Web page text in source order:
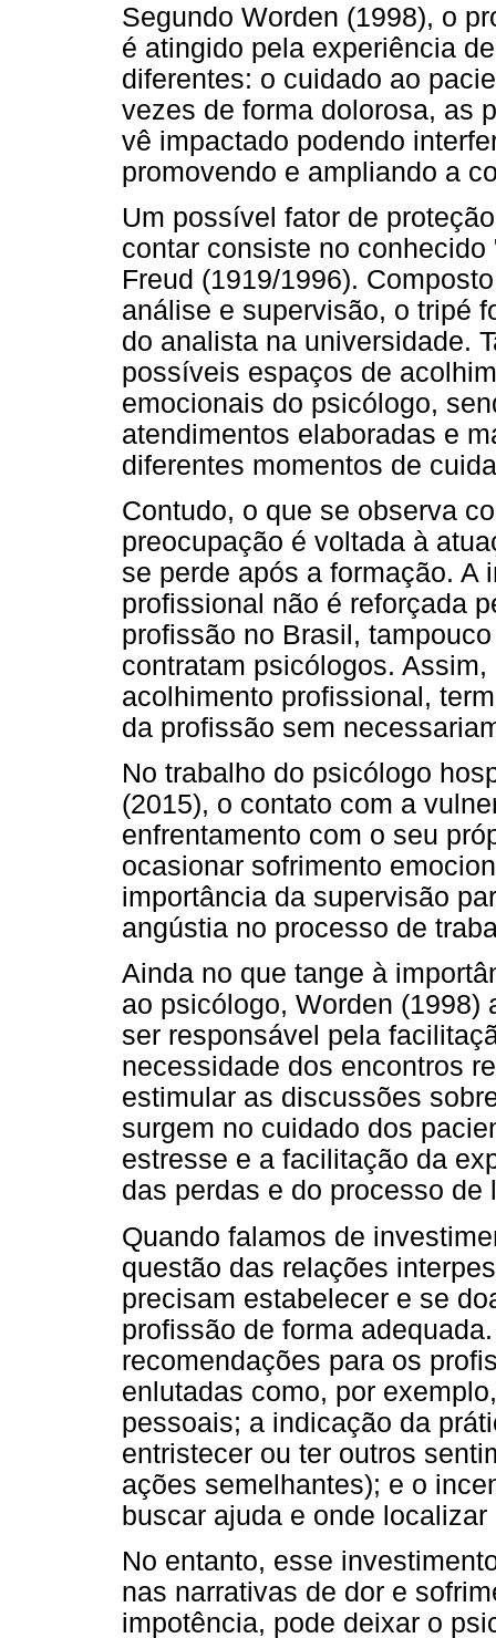
Segundo Worden (1998), o
é atingido pela experiência
diferentes: o cuidado ao
vezes de forma dolorosa, as
vê impactado podendo
promovendo e ampliando a
Um possível fator de
contar consiste no
Freud (1919/1996).
análise e supervisão, o tripé
do analista na universidade.
possíveis espaços de
emocionais do psicólogo,
atendimentos elaboradas e
diferentes momentos de
Contudo, o que se observa
preocupação é voltada à
se perde após a formação. A
profissional não é reforçada
profissão no Brasil,
contratam psicólogos.
acolhimento profissional,
da profissão sem
No trabalho do psicólogo
(2015), o contato com a
enfrentamento com o seu
ocasionar sofrimento
importância da supervisão
angústia no processo de
Ainda no que tange à
ao psicólogo, Worden (1998)
ser responsável pela
necessidade dos encontros
estimular as discussões
surgem no cuidado dos
estresse e a facilitação da
das perdas e do processo de
Quando falamos de
questão das relações
precisam estabelecer e se
profissão de forma
recomendações para os
enlutadas como, por
pessoais; a indicação da
entristecer ou ter outros
ações semelhantes); e o
buscar ajuda e onde
No entanto, esse
nas narrativas de dor e
impotência, pode deixar o